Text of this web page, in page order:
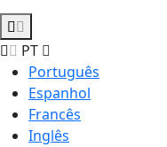
PT
Português
Espanhol
Francês
Inglês